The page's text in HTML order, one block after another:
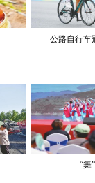
公路自行车
“舞